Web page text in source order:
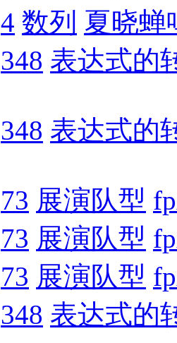
4 数列 夏晓蝉
348 表达式的
348 表达式的
73 展演队型
73 展演队型
73 展演队型
348 表达式的